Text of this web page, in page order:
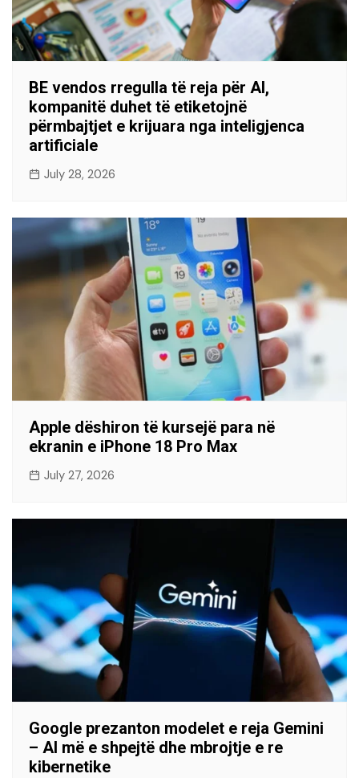
BE vendos rregulla të reja për AI,
kompanitë duhet të etiketojnë
përmbajtjet e krijuara nga inteligjenca
artificiale
July 28, 2026
Apple dëshiron të kursejë para në
ekranin e iPhone 18 Pro Max
July 27, 2026
Google prezanton modelet e reja Gemini
– AI më e shpejtë dhe mbrojtje e re
kibernetike